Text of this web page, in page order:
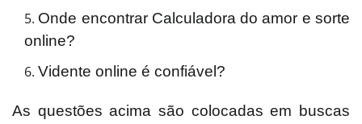
Onde encontrar Calculadora do amor e sorte
online?
Vidente online é confiável?
​As questões acima são colocadas em buscas